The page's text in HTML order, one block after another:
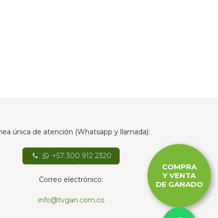
única de atención (Whatsapp y llamada):
+57 300 912 2320
Correo electrónico:
info@tvgan.com.co
COMPRA
Y VENTA
DE GANADO